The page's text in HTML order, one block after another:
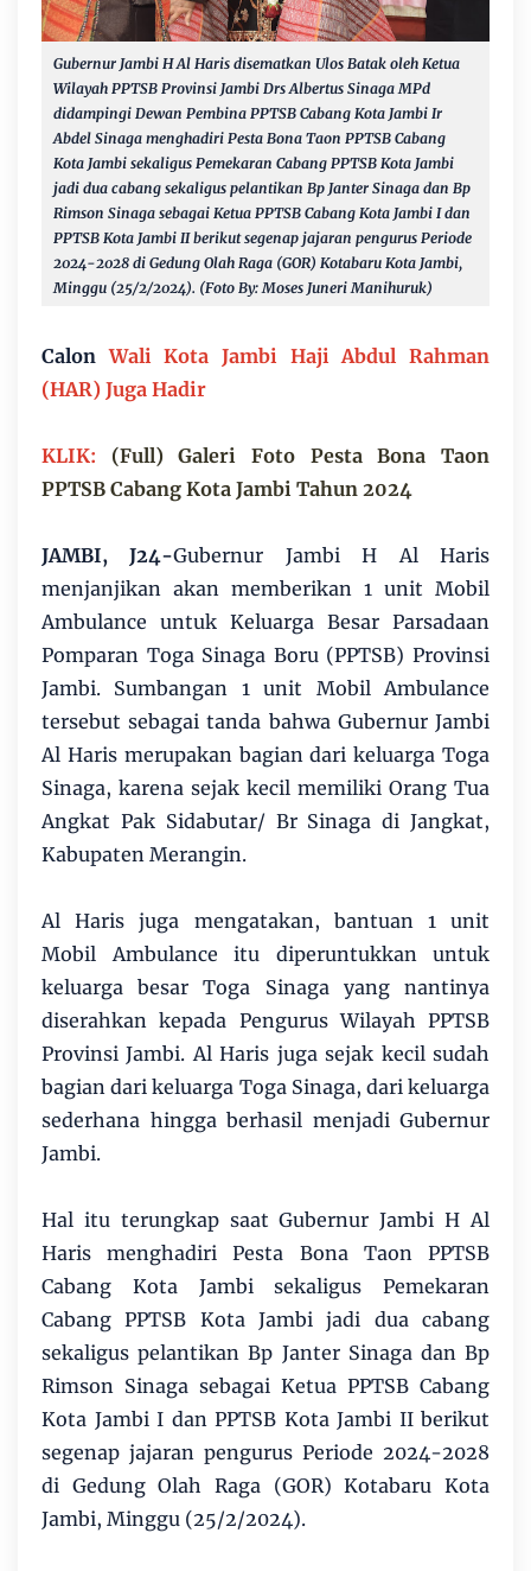
Gubernur Jambi H Al Haris disematkan Ulos Batak oleh Ketua
Wilayah PPTSB Provinsi Jambi Drs Albertus Sinaga MPd
didampingi Dewan Pembina PPTSB Cabang Kota Jambi Ir
Abdel Sinaga menghadiri Pesta Bona Taon PPTSB Cabang
Kota Jambi sekaligus Pemekaran Cabang PPTSB Kota Jambi
jadi dua cabang sekaligus pelantikan Bp Janter Sinaga dan Bp
Rimson Sinaga sebagai Ketua PPTSB Cabang Kota Jambi I dan
PPTSB Kota Jambi II berikut segenap jajaran pengurus Periode
2024-2028 di Gedung Olah Raga (GOR) Kotabaru Kota Jambi,
Minggu (25/2/2024). (Foto By: Moses Juneri Manihuruk)
CalonWali Kota Jambi Haji Abdul Rahman
(HAR) Juga Hadir
KLIK: (Full) Galeri Foto Pesta Bona Taon
PPTSB Cabang Kota Jambi Tahun 2024
JAMBI, J24-Gubernur Jambi H Al Haris
menjanjikan akan memberikan 1 unit Mobil
Ambulance untuk Keluarga Besar Parsadaan
Pomparan Toga Sinaga Boru (PPTSB) Provinsi
Jambi. Sumbangan 1 unit Mobil Ambulance
tersebut sebagai tanda bahwa Gubernur Jambi
Al Haris merupakan bagian dari keluarga Toga
Sinaga, karena sejak kecil memiliki Orang Tua
Angkat Pak Sidabutar/ Br Sinaga di Jangkat,
Kabupaten Merangin.
Al Haris juga mengatakan, bantuan 1 unit
Mobil Ambulance itu diperuntukkan untuk
keluarga besar Toga Sinaga yang nantinya
diserahkan kepada Pengurus Wilayah PPTSB
Provinsi Jambi. Al Haris juga sejak kecil sudah
bagian dari keluarga Toga Sinaga, dari keluarga
sederhana hingga berhasil menjadi Gubernur
Jambi.
Hal itu terungkap saat Gubernur Jambi H Al
Haris menghadiri Pesta Bona Taon PPTSB
Cabang Kota Jambi sekaligus Pemekaran
Cabang PPTSB Kota Jambi jadi dua cabang
sekaligus pelantikan Bp Janter Sinaga dan Bp
Rimson Sinaga sebagai Ketua PPTSB Cabang
Kota Jambi I dan PPTSB Kota Jambi II berikut
segenap jajaran pengurus Periode 2024-2028
di Gedung Olah Raga (GOR) Kotabaru Kota
Jambi, Minggu (25/2/2024).